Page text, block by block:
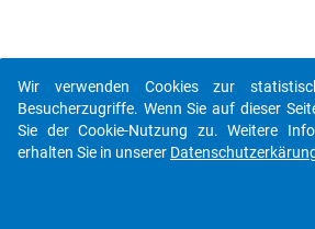
Wir verwenden Cookies zur
Besucherzugriffe. Wenn Sie auf dieser
Sie der Cookie-Nutzung zu. Weitere
erhalten Sie in unserer